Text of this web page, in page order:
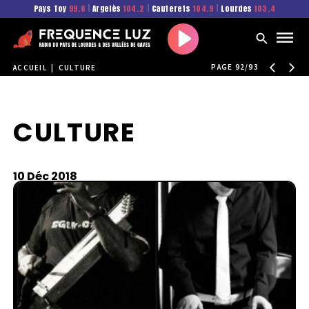
Pays Toy 99.6 Argelès 104.2 Cauterets 104.9 Lourdes 103.4
Play
ACCUEIL CULTURE PAGE 92/93
CULTURE
10 Déc 2018